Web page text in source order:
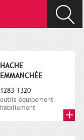
HACHE
EMMANCHÉE
1283-1320
outils-équipement-
habillement